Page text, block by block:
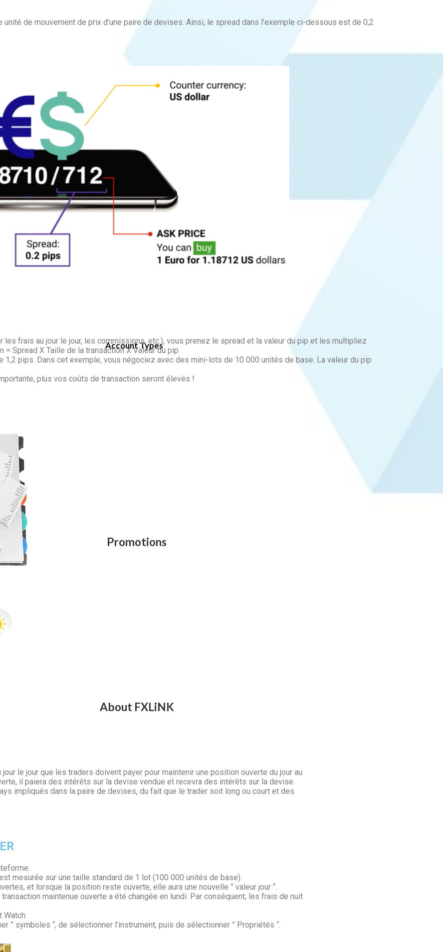
Accounts
Account Types
Promotions
About FXLiNK
de mouvement de prix d’une paire de devises. Ainsi, le spread dans l’exemple ci-dessous est de 0,2
frais au jour le jour, les commissions, etc.), vous prenez le spread et la valeur du pip et les multipliez
Spread X Taille de la transaction X Valeur du pip
1,2 pips. Dans cet exemple, vous négociez avec des mini-lots de 10 000 unités de base. La valeur du pip
plus vos coûts de transaction seront élevés !
le jour que les traders doivent payer pour maintenir une position ouverte du jour au
il paiera des intérêts sur la devise vendue et recevra des intérêts sur la devise
impliqués dans la paire de devises, du fait que le trader soit long ou court et des
mesurée sur une taille standard de 1 lot (100 000 unités de base).
et lorsque la position reste ouverte, elle aura une nouvelle ” valeur jour “.
maintenue ouverte a été changée en lundi. Par conséquent, les frais de nuit
” symboles “, de sélectionner l’instrument, puis de sélectionner ” Propriétés “.